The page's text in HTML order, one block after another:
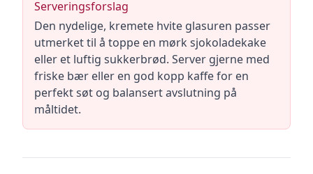
Serveringsforslag
Den nydelige, kremete hvite glasuren passer
utmerket til å toppe en mørk sjokoladekake
eller et luftig sukkerbrød. Server gjerne med
friske bær eller en god kopp kaffe for en
perfekt søt og balansert avslutning på
måltidet.